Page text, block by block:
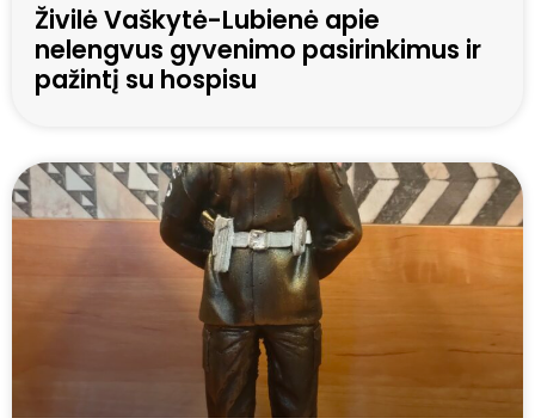
Živilė Vaškytė-Lubienė apie
nelengvus gyvenimo pasirinkimus ir
pažintį su hospisu